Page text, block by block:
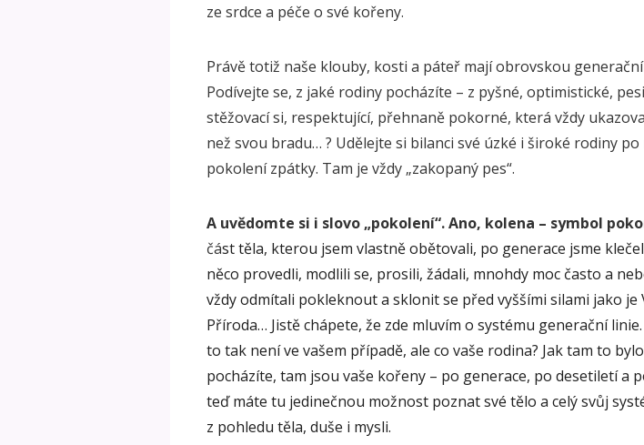
ze srdce a péče o své kořeny.
Právě totiž naše klouby, kosti a páteř mají obrovskou
Podívejte se, z jaké rodiny pocházíte – z pyšné, optimistické,
stěžovací si, respektující, přehnaně pokorné, která vždy
než svou bradu… ? Udělejte si bilanci své úzké i široké rodiny
pokolení zpátky. Tam je vždy „zakopaný pes“.
A uvědomte si i slovo „pokolení“. Ano, kolena – symbol
část těla, kterou jsem vlastně obětovali, po generace jsme
něco provedli, modlili se, prosili, žádali, mnohdy moc často a
vždy odmítali pokleknout a sklonit se před vyššími silami jako je
Příroda… Jistě chápete, že zde mluvím o systému generační
to tak není ve vašem případě, ale co vaše rodina? Jak tam to
pocházíte, tam jsou vaše kořeny – po generace, po desetiletí a
teď máte tu jedinečnou možnost poznat své tělo a celý svůj
z pohledu těla, duše i mysli.